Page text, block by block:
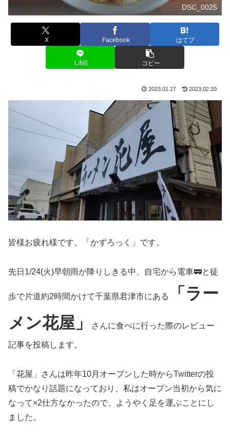
DSC_0025
X Facebook はてブ
LINE コピー
2023.01.27 2023.02.20
皆様お疲れ様です。「かずろっく」です。
先日1/24(火)早朝雨が降りしきる中、自宅から電車🚃と徒
歩で片道約2時間かけて千葉県君津市にある
「ラー
メン花屋」
さんに食べに行った際のレビュー
記事を投稿します。
「花屋」さんは昨年10月オープンした時からTwitterの投
稿でかなり話題になっており、私はオープン当初から気に
なって×2仕方なかったので、ようやく足を運ぶことにし
ました。